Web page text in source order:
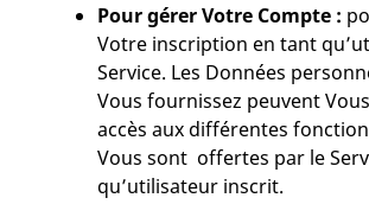
Pour gérer Votre Compte :
Votre inscription en tant
Service. Les Données
Vous fournissez peuvent
accès aux différentes
Vous sont offertes par le
qu’utilisateur inscrit.